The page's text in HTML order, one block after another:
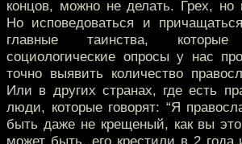
концов, можно не делать. Грех, но
Но исповедоваться и
главные таинства,
социологические опросы у нас
точно выявить количество
Или в других странах, где есть
люди, которые говорят: “Я
быть даже не крещеный, как вы